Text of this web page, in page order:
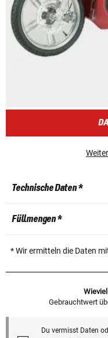
Technische Daten *
Füllmengen *
* Wir ermitteln die Daten
Gebrauchtwert
Du vermisst Daten